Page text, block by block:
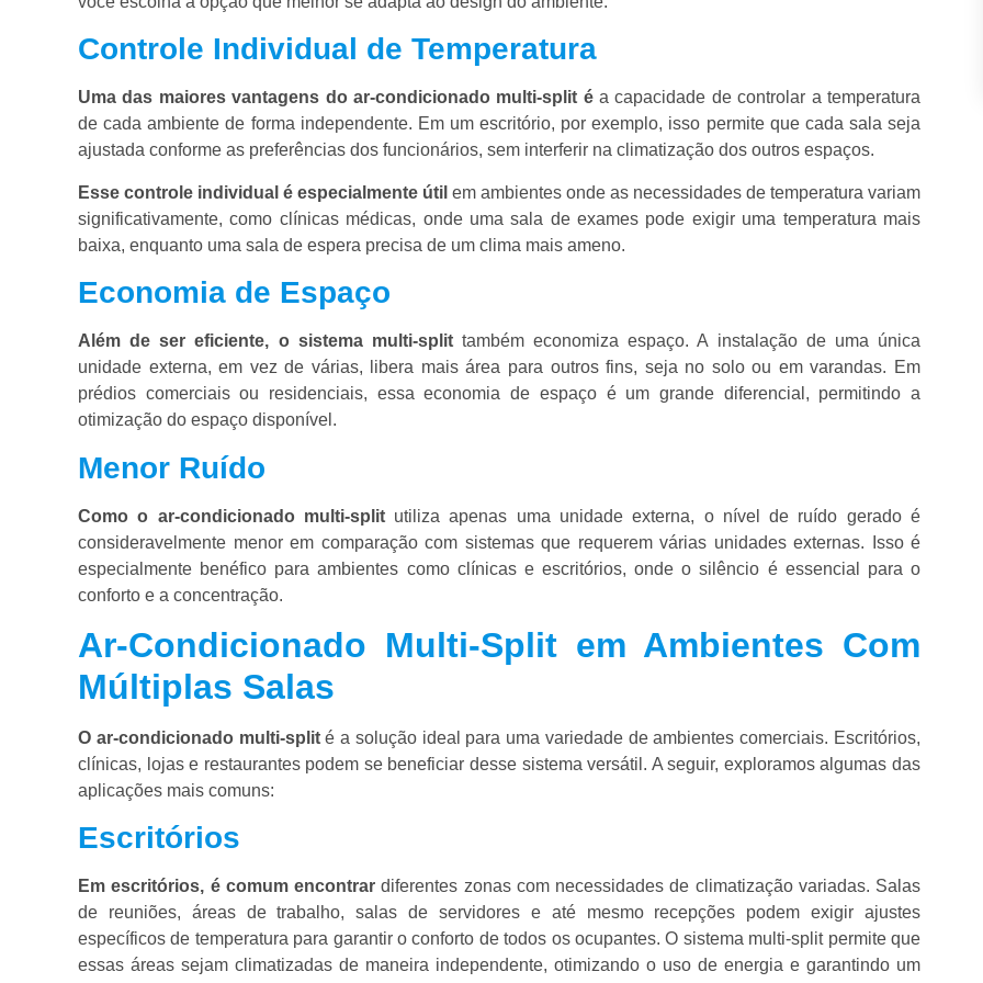
Controle Individual de Temperatura
Uma das maiores vantagens do ar-condicionado multi-split éa capacidade de controlar a temperatura
de cada ambiente de forma independente. Em um escritório, por exemplo, isso permite que cada sala seja
ajustada conforme as preferências dos funcionários, sem interferir na climatização dos outros espaços.
Esse controle individual é especialmente útil em ambientes onde as necessidades de temperatura variam
significativamente, como clínicas médicas, onde uma sala de exames pode exigir uma temperatura mais
baixa, enquanto uma sala de espera precisa de um clima mais ameno.
Economia de Espaço
Além de ser eficiente, o sistema multi-splittambém economiza espaço. A instalação de uma única
unidade externa, em vez de várias, libera mais área para outros fins, seja no solo ou em varandas. Em
prédios comerciais ou residenciais, essa economia de espaço é um grande diferencial, permitindo a
otimização do espaço disponível.
Menor Ruído
Como o ar-condicionado multi-splitutiliza apenas uma unidade externa, o nível de ruído gerado é
consideravelmente menor em comparação com sistemas que requerem várias unidades externas. Isso é
especialmente benéfico para ambientes como clínicas e escritórios, onde o silêncio é essencial para o
conforto e a concentração.
Ar-Condicionado Multi-Split em Ambientes Com
Múltiplas Salas
O ar-condicionado multi-splité a solução ideal para uma variedade de ambientes comerciais. Escritórios,
clínicas, lojas e restaurantes podem se beneficiar desse sistema versátil. A seguir, exploramos algumas das
aplicações mais comuns:
Escritórios
Em escritórios, é comum encontrardiferentes zonas com necessidades de climatização variadas. Salas
de reuniões, áreas de trabalho, salas de servidores e até mesmo recepções podem exigir ajustes
específicos de temperatura para garantir o conforto de todos os ocupantes. O sistema multi-split permite que
essas áreas sejam climatizadas de maneira independente, otimizando o uso de energia e garantindo um